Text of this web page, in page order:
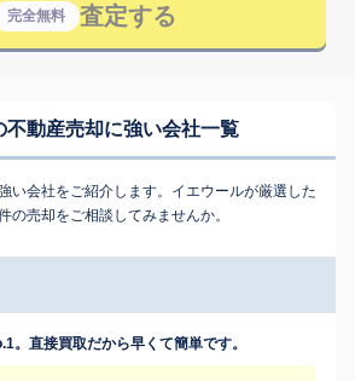
完全無料 査定する
不動産売却に強い会社一覧
い会社をご紹介します。イエウールが厳選した
の売却をご相談してみませんか。
。直接買取だから早くて簡単です。